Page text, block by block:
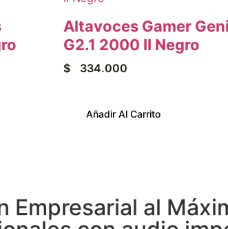
Altavoces Gamer
G2.1 2000 II Negro
$ 334.000
Añadir Al Carrito
Empresarial al